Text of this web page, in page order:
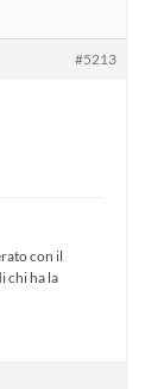
#5213
con il
chi ha la